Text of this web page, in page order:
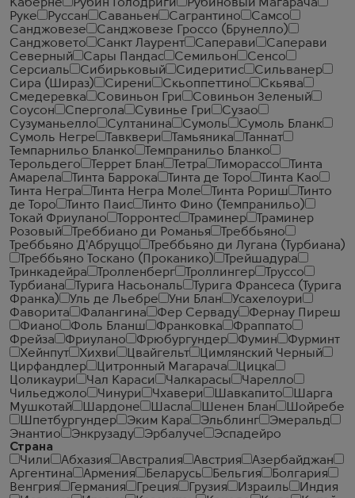
Каберне Рубин Голодриги
Рубиновый Магарача
Руке
Руссан Саваньен Сагрантино
Самсо
Санджовезе
Санджовезе Гроссо (Брунелло)
Санджовето
Санкт Лаурент Саперави
Саперави
Северный
Сары Пандас Семильон
Сенсо
Серсиаль
Сибирьковый Сидеритис
Сильванер
Сира (Шираз)
Сирени Скьоппеттино
Скьява
Смедеревка
Совиньон Гри
Совиньон Зеленый
Соусон
Спергола Сувинье Гри
Сузао
Сузуманьелло
Султанина Сумоль
Сумоль Бланк
Сумоль Негре
Тавквери Тамьяника
Таннат
Темпарнильо Бланко
Темпранильо Бланко
Терольдего
Террет Блан Тетра Тиморассо
Тинта
Амарела
Тинта Баррока Тинта де Торо
Тинта Као
Тинта Негра
Тинта Негра Моле Тинта Рориш
Тинто
де Торо
Тинто Паис
Тинто Фино (Темпранильо)
Токай Фриулано
Торронтес Траминер
Траминер
Розовый
Треббиано ди Романья
Треббьяно
Треббьяно Д'Абруццо
Треббьяно ди Лугана (Турбиана)
Треббьяно Тоскано (Проканико)
Трейшадура
Тринкадейра
Тролленберг Троллингер
Труссо
Турбиана
Турига Насьональ
Турига Франсеса (Турига
Франка)
Уль де Льебре Уни Блан
Усахелоури
Фаворита
Фалангина Фер Серваду
Фернау Пиреш
Фиано
Фоль Бланш Франковка
Фраппато
Фрейза
Фриулано Фрюбургундер Фумин
Фурминт
Хейнпут
Хихви Цвайгельт
Цимлянский Черный
Цирфандлер
Цитронный Магарача
Цицка
Цоликаури
Чал Караси Чалкарасы
Чарелло
Чильеджоло
Чинури Чхавери Шавкапито
Шарга
Мушкотай
Шардоне Шасла Шенен Блан
Шойребе
Шпетбургундер
Эким Кара Эльблинг
Эмеральд
Энантио
Энкрузаду Эрбалуче
Эспадейро
Страна
Чили
Абхазия Австралия Австрия
Азербайджан
Аргентина
Армения Беларусь Бельгия
Болгария
Венгрия
Германия Греция Грузия Израиль
Индия